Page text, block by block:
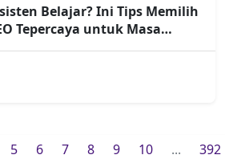
Belajar? Ini Tips Memilih
Tepercaya untuk Masa
5 6 7 8 9 10 ... 392